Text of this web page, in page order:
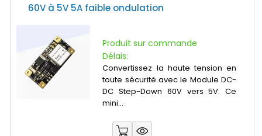
60V à 5V 5A faible ondulation
Produit sur commande
Délais:
Convertissez la haute tension en
toute sécurité avec le Module DC-
DC Step-Down 60V vers 5V. Ce
mini...